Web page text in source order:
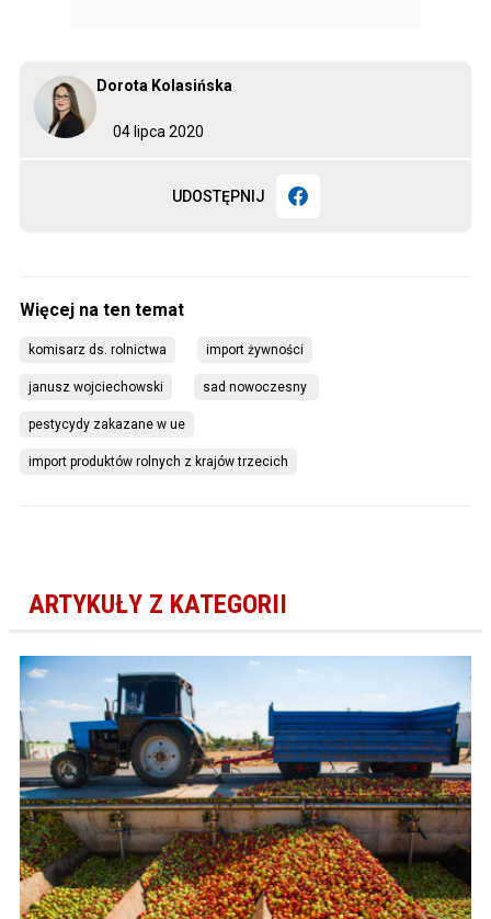
04 lipca 2020
Dorota Kolasińska
UDOSTĘPNIJ
komisarz ds. rolnictwa import żywności
janusz wojciechowski sad nowoczesny
pestycydy zakazane w ue
import produktów rolnych z krajów trzecich
ARTYKUŁY Z KATEGORII